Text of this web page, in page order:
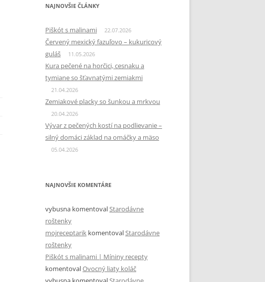
NAJNOVŠIE ČLÁNKY
Piškót s malinami 22.07.2026
Červený mexický fazuľovo – kukuricový
guláš
11.05.2026
Kura pečené na horčici, cesnaku a
tymiane so šťavnatými zemiakmi
21.04.2026
Zemiakové placky so šunkou a mrkvou
20.04.2026
Vývar z pečených kostí na podlievanie –
silný domáci základ na omáčky a mäso
05.04.2026
NAJNOVŠIE KOMENTÁRE
vybusna komentovalStarodávne
roštenky
mojreceptarik komentovalStarodávne
roštenky
Piškót s malinami | Míniny recepty
komentovalOvocný liaty koláč